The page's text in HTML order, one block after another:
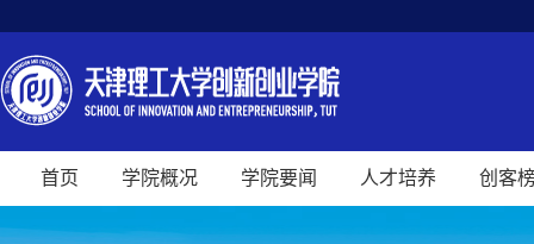
首页 学院概况 学院要闻 人才培养 创客